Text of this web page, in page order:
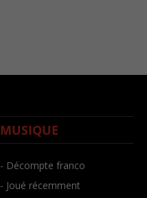
MUSIQUE
- Décompte franco
- Joué récemment